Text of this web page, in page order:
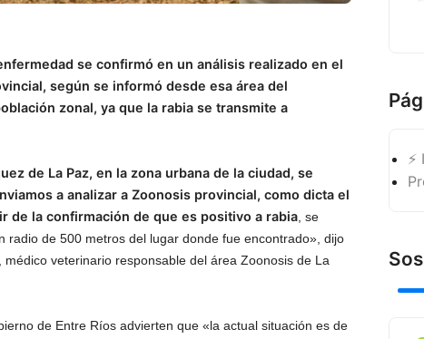
se confirmó en un análisis realizado en el
según se informó desde esa área del
zonal, ya que la rabia se transmite a
de La Paz, en la zona urbana de la ciudad, se
a analizar a Zoonosis provincial, como dicta el
de la confirmación de que es positivo a rabia, se
radio de 500 metros del lugar donde fue encontrado», dijo
veterinario responsable del área Zoonosis de La
de Entre Ríos advierten que «la actual situación es de